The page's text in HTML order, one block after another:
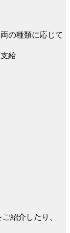
の種類に応じて
給
紹介したり、